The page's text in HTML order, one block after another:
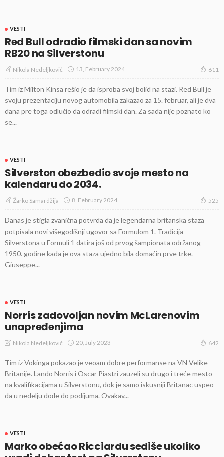
VESTI
Red Bull odradio filmski dan sa novim
RB20 na Silverstonu
Nikola Nedeljković 13, February 2024 611
Tim iz Milton Kinsa rešio je da isproba svoj bolid na stazi. Red Bull je
svoju prezentaciju novog automobila zakazao za 15. februar, ali je dva
dana pre toga odlučio da odradi filmski dan. Za sada nije poznato ko
se...
VESTI
Silverston obezbedio svoje mesto na
kalendaru do 2034.
Žarko Samardžija 8, February 2024 525
Danas je stigla zvanična potvrda da je legendarna britanska staza
potpisala novi višegodišnji ugovor sa Formulom 1. Tradicija
Silverstona u Formuli 1 datira još od prvog šampionata održanog
1950. godine kada je ova staza ujedno bila domaćin prve trke.
Giuseppe...
VESTI
Norris zadovoljan novim McLarenovim
unapređenjima
Nikola Nedeljković 20, July 2023 642
Tim iz Vokinga pokazao je veoam dobre performanse na VN Velike
Britanije. Lando Norris i Oscar Piastri zauzeli su drugo i treće mesto
na kvalifikacijama u Silverstonu, dok je samo iskusniji Britanac uspeo
da u nedelju dođe do podijuma. Ovakav...
VESTI
Marko obećao Ricciardu sediše ukoliko